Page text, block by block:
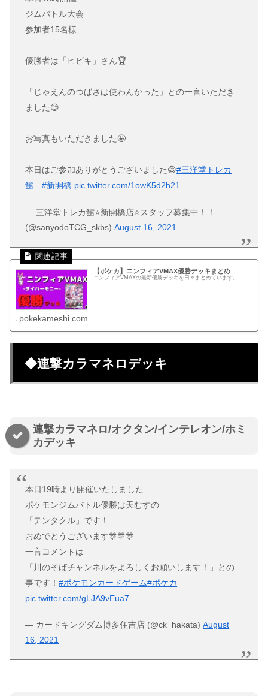
ジムバトル大会
参加者15名様
優勝者は「ヒビキ」さん🏆
「じゃえんのつばさは使わんかった」との一言いただき
ました😊
お写真もいただきました🤩
本日はご参加ありがとうございました😁#三洋堂トレカ
館
#新開橋 pic.twitter.com/1owK5d2h21
— 三洋堂トレカ館⭐️新開橋店⭐️スタッフ募集中！！
(@sanyodoTCG_skbs)August 16, 2021
【ポケカ】ニンフィアVMAX優勝デッキまとめ
ニンフィアVMAXの最新優勝デッキを日々まとめています。
pokekameshi.com
◆連撃カラマネロデッキ
連撃カラマネロ/オクタン/インテレオン/ホミ
カデッキ
本日19時より開催いたしました
ポケモンジムバトル優勝は天むすの
「テンタクル」です！
おめでとうございます🎊🎊🎊
一言コメントは
「川のそばチャンネルをよろしくお願いします！」との
事です！#ポケモンカードゲーム#ポケカ
pic.twitter.com/gLJA9vEua7
— カードキングダム博多住吉店 (@ck_hakata)August
16, 2021